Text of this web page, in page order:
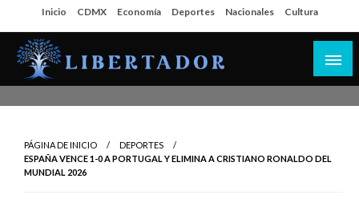
al
contenido
Inicio CDMX Economía Deportes Nacionales Cultura
PÁGINA DE INICIO
DEPORTES
ESPAÑA VENCE 1-0 A PORTUGAL Y ELIMINA A CRISTIANO RONALDO DEL
MUNDIAL 2026